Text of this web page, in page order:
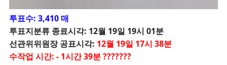
투표수: 3,410 매
투표지분류 종료시각: 12월 19일 19시 01분
선관위위원장 공표시각: 12월 19일 17시 38분
수작업 시간: - 1시간 39분 ???????